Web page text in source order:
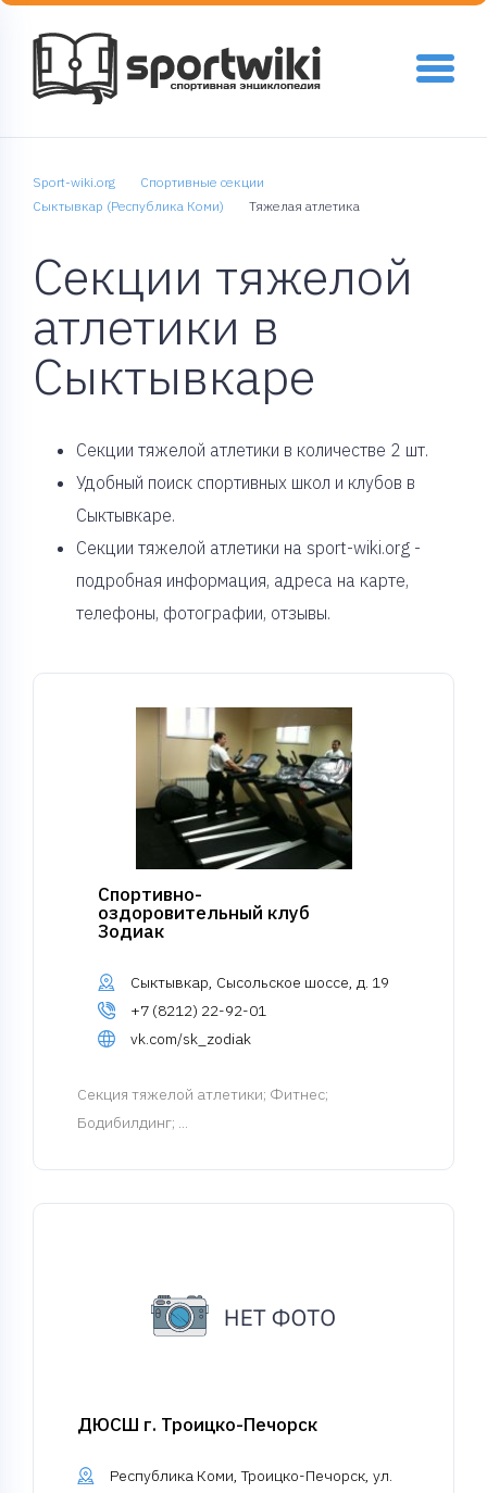
Sport-wiki.org
Спортивные секции
Сыктывкар (Республика Коми)
Тяжелая атлетика
Секции тяжелой
атлетики в
Сыктывкаре
Cекции тяжелой атлетики в количестве 2 шт.
Удобный поиск спортивных школ и клубов в
Сыктывкаре.
Секции тяжелой атлетики на sport-wiki.org -
подробная информация, адреса на карте,
телефоны, фотографии, отзывы.
Спортивно-
оздоровительный клуб
Зодиак
Сыктывкар, Сысольское шоссе, д. 19
+7 (8212) 22-92-01
vk.com/sk_zodiak
Cекция тяжелой атлетики; Фитнес;
Бодибилдинг; ...
ДЮСШ г. Троицко-Печорск
Республика Коми, Троицко-Печорск, ул.